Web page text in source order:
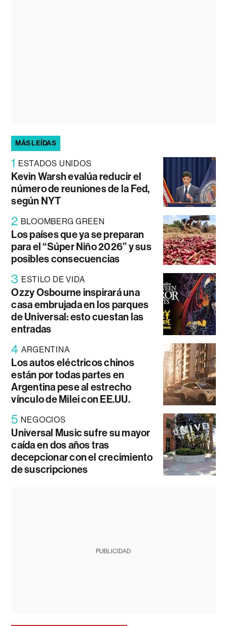
MÁS LEÍDAS
1 ESTADOS UNIDOS
Kevin Warsh evalúa reducir el
número de reuniones de la Fed,
según NYT
2 BLOOMBERG GREEN
Los países que ya se preparan
para el “Súper Niño 2026” y sus
posibles consecuencias
3 ESTILO DE VIDA
Ozzy Osbourne inspirará una
casa embrujada en los parques
de Universal: esto cuestan las
entradas
4 ARGENTINA
Los autos eléctricos chinos
están por todas partes en
Argentina pese al estrecho
vínculo de Milei con EE.UU.
5 NEGOCIOS
Universal Music sufre su mayor
caída en dos años tras
decepcionar con el crecimiento
de suscripciones
PUBLICIDAD